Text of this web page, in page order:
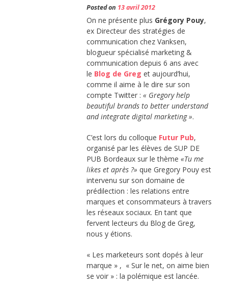
Posted on 13 avril 2012
On ne présente plus Grégory Pouy,
ex Directeur des stratégies de
communication chez Vanksen,
blogueur spécialisé marketing &
communication depuis 6 ans avec
le Blog de Greg et aujourd’hui,
comme il aime à le dire sur son
compte Twitter : « Gregory help
beautiful brands to better understand
and integrate digital marketing ».
C’est lors du colloque Futur Pub,
organisé par les élèves de SUP DE
PUB Bordeaux sur le thème «Tu me
likes et après ?» que Gregory Pouy est
intervenu sur son domaine de
prédilection : les relations entre
marques et consommateurs à travers
les réseaux sociaux. En tant que
fervent lecteurs du Blog de Greg,
nous y étions.
« Les marketeurs sont dopés à leur
marque » , « Sur le net, on aime bien
se voir » : la polémique est lancée.